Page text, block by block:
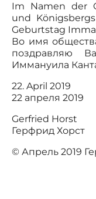
Im Namen der
und
Geburtstag
Во имя
поздравляю
Иммануила
22. April 2019
22 апреля 2019
Gerfried Horst
Герфрид Хорст
© Апрель 2019